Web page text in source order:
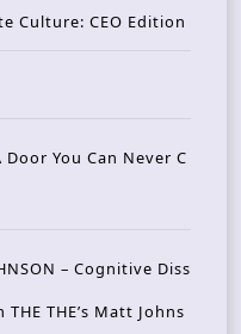
Culture: CEO Edition
Door You Can Never C
– Cognitive Diss
THE’s Matt Johns